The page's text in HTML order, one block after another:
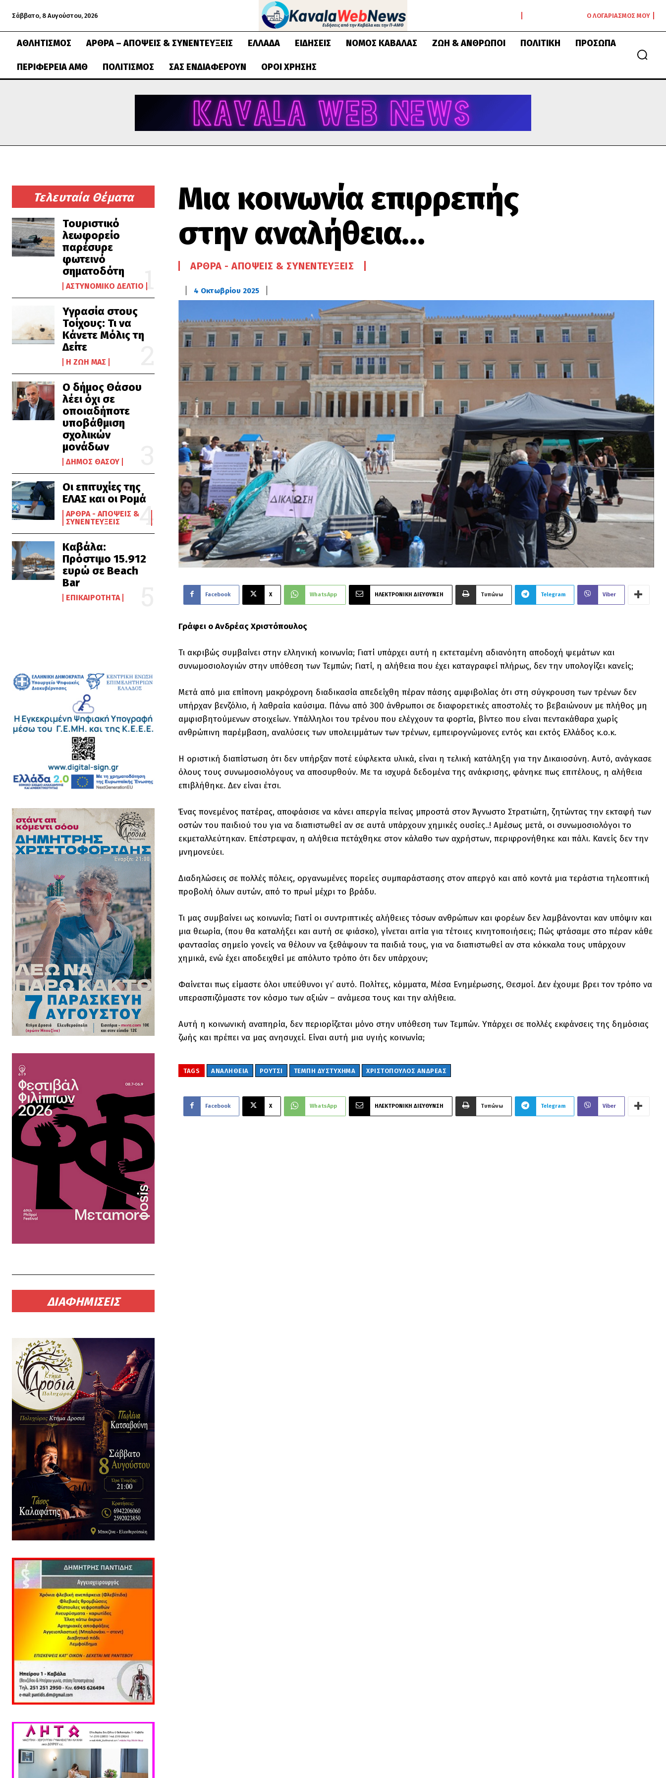
Σάββατο, 8 Αυγούστου, 2026 Ο ΛΟΓΑΡΙΑΣΜΌΣ ΜΟΥ
ΑΘΛΗΤΙΣΜΌΣ ΆΡΘΡΑ – ΑΠΌΨΕΙΣ & ΣΥΝΕΝΤΕΎΞΕΙΣ ΕΛΛΆΔΑ ΕΙΔΉΣΕΙΣ ΝΟΜΌΣ ΚΑΒΆΛΑΣ ΖΩΉ & ΆΝΘΡΩΠΟΙ ΠΟΛΙΤΙΚΉ ΠΡΌΣΩΠΑ
ΠΕΡΙΦΈΡΕΙΑ ΑΜΘ ΠΟΛΙΤΙΣΜΌΣ ΣΑΣ ΕΝΔΙΑΦΈΡΟΥΝ ΌΡΟΙ ΧΡΉΣΗΣ
Τελευταία Θέματα
Τουριστικό
λεωφορείο
παρέσυρε
φωτεινό
σηματοδότη
ΑΣΤΥΝΟΜΙΚΌ ΔΕΛΤΊΟ
Υγρασία στους
Τοίχους: Τι να
Κάνετε Μόλις τη
Δείτε
Η ΖΩΉ ΜΑΣ
Ο δήμος Θάσου
λέει όχι σε
οποιαδήποτε
υποβάθμιση
σχολικών
μονάδων
ΔΉΜΟΣ ΘΆΣΟΥ
Οι επιτυχίες της
ΕΛΑΣ και οι Ρομά
ΆΡΘΡΑ - ΑΠΌΨΕΙΣ &
ΣΥΝΕΝΤΕΎΞΕΙΣ
Καβάλα:
Πρόστιμο 15.912
ευρώ σε Beach
Bar
ΕΠΙΚΑΙΡΌΤΗΤΑ
ΔΙΑΦΗΜΙΣΕΙΣ
Μια κοινωνία επιρρεπής
στην αναλήθεια…
ΆΡΘΡΑ - ΑΠΌΨΕΙΣ & ΣΥΝΕΝΤΕΎΞΕΙΣ
4 Οκτωβρίου 2025
Facebook X WhatsApp ΗΛΕΚΤΡΟΝΙΚΗ ΔΙΕΥΘΥΝΣΗ Τυπώνω Telegram Viber
Γράφει ο Ανδρέας Χριστόπουλος
Τι ακριβώς συμβαίνει στην ελληνική κοινωνία; Γιατί υπάρχει αυτή η εκτεταμένη αδιανόητη αποδοχή ψεμάτων και
συνωμοσιολογιών στην υπόθεση των Τεμπών; Γιατί, η αλήθεια που έχει καταγραφεί πλήρως, δεν την υπολογίζει κανείς;
Μετά από μια επίπονη μακρόχρονη διαδικασία απεδείχθη πέραν πάσης αμφιβολίας ότι στη σύγκρουση των τρένων δεν
υπήρχαν βενζόλιο, ή λαθραία καύσιμα. Πάνω από 300 άνθρωποι σε διαφορετικές αποστολές το βεβαιώνουν με πλήθος μη
αμφισβητούμενων στοιχείων. Υπάλληλοι του τρένου που ελέγχουν τα φορτία, βίντεο που είναι πεντακάθαρα χωρίς
ανθρώπινη παρέμβαση, αναλύσεις των υπολειμμάτων των τρένων, εμπειρογνώμονες εντός και εκτός Ελλάδος κ.ο.κ.
Η οριστική διαπίστωση ότι δεν υπήρξαν ποτέ εύφλεκτα υλικά, είναι η τελική κατάληξη για την Δικαιοσύνη. Αυτό, ανάγκασε
όλους τους συνωμοσιολόγους να αποσυρθούν. Με τα ισχυρά δεδομένα της ανάκρισης, φάνηκε πως επιτέλους, η αλήθεια
επιβλήθηκε. Δεν είναι έτσι.
Ένας πονεμένος πατέρας, αποφάσισε να κάνει απεργία πείνας μπροστά στον Άγνωστο Στρατιώτη, ζητώντας την εκταφή των
οστών του παιδιού του για να διαπιστωθεί αν σε αυτά υπάρχουν χημικές ουσίες..! Αμέσως μετά, οι συνωμοσιολόγοι το
εκμεταλλεύτηκαν. Επέστρεψαν, η αλήθεια πετάχθηκε στον κάλαθο των αχρήστων, περιφρονήθηκε και πάλι. Κανείς δεν την
μνημονεύει.
Διαδηλώσεις σε πολλές πόλεις, οργανωμένες πορείες συμπαράστασης στον απεργό και από κοντά μια τεράστια τηλεοπτική
προβολή όλων αυτών, από το πρωί μέχρι το βράδυ.
Τι μας συμβαίνει ως κοινωνία; Γιατί οι συντριπτικές αλήθειες τόσων ανθρώπων και φορέων δεν λαμβάνονται καν υπόψιν και
μια θεωρία, (που θα καταλήξει και αυτή σε φιάσκο), γίνεται αιτία για τέτοιες κινητοποιήσεις; Πώς φτάσαμε στο πέραν κάθε
φαντασίας σημείο γονείς να θέλουν να ξεθάψουν τα παιδιά τους, για να διαπιστωθεί αν στα κόκκαλα τους υπάρχουν
χημικά, ενώ έχει αποδειχθεί με απόλυτο τρόπο ότι δεν υπάρχουν;
Φαίνεται πως είμαστε όλοι υπεύθυνοι γι’ αυτό. Πολίτες, κόμματα, Μέσα Ενημέρωσης, Θεσμοί. Δεν έχουμε βρει τον τρόπο να
υπερασπιζόμαστε τον κόσμο των αξιών – ανάμεσα τους και την αλήθεια.
Αυτή η κοινωνική αναπηρία, δεν περιορίζεται μόνο στην υπόθεση των Τεμπών. Υπάρχει σε πολλές εκφάνσεις της δημόσιας
ζωής και πρέπει να μας ανησυχεί. Είναι αυτή μια υγιής κοινωνία;
TAGS ΑΝΑΛΗΘΕΙΑ ΡΟΥΤΣΙ ΤΕΜΠΗ ΔΥΣΤΥΧΗΜΑ ΧΡΙΣΤΟΠΟΥΛΟΣ ΑΝΔΡΕΑΣ
Facebook X WhatsApp ΗΛΕΚΤΡΟΝΙΚΗ ΔΙΕΥΘΥΝΣΗ Τυπώνω Telegram Viber